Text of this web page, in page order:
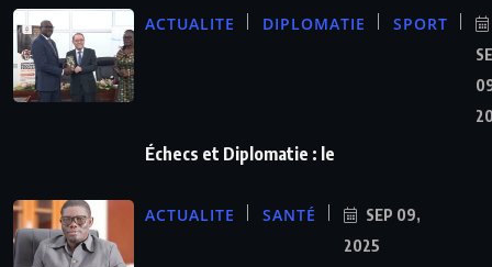
ACTUALITE DIPLOMATIE SPORT
Échecs et Diplomatie : le
ACTUALITE SANTÉ
SEP 09,
2025